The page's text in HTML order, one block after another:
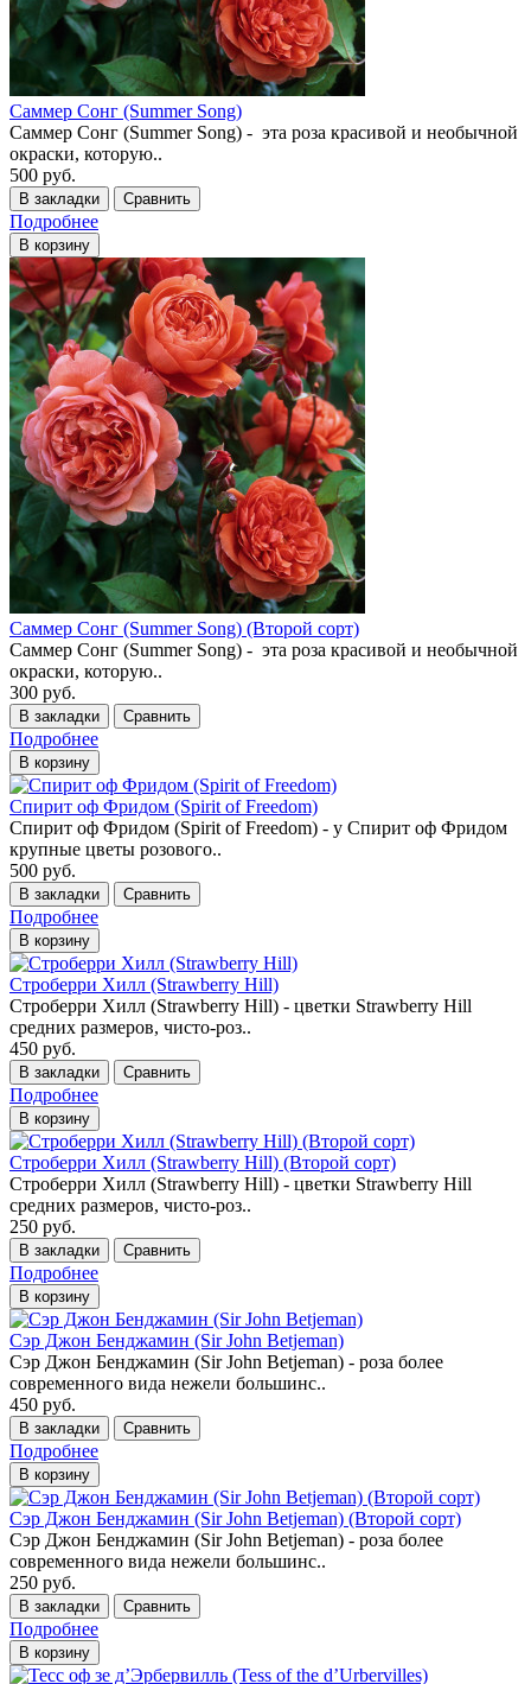
Саммер Сонг (Summer Song)
Саммер Сонг (Summer Song) - эта роза красивой и необычной
окраски, которую..
500 руб.
В закладки Сравнить
Подробнее
В корзину
Саммер Сонг (Summer Song) (Второй сорт)
Саммер Сонг (Summer Song) - эта роза красивой и необычной
окраски, которую..
300 руб.
В закладки Сравнить
Подробнее
В корзину
Спирит оф Фридом (Spirit of Freedom)
Спирит оф Фридом (Spirit of Freedom) - у Спирит оф Фридом
крупные цветы розового..
500 руб.
В закладки Сравнить
Подробнее
В корзину
Строберри Хилл (Strawberry Hill)
Строберри Хилл (Strawberry Hill) - цветки Strawberry Hill
средних размеров, чисто-роз..
450 руб.
В закладки Сравнить
Подробнее
В корзину
Строберри Хилл (Strawberry Hill) (Второй сорт)
Строберри Хилл (Strawberry Hill) - цветки Strawberry Hill
средних размеров, чисто-роз..
250 руб.
В закладки Сравнить
Подробнее
В корзину
Сэр Джон Бенджамин (Sir John Betjeman)
Сэр Джон Бенджамин (Sir John Betjeman) - роза более
современного вида нежели большинс..
450 руб.
В закладки Сравнить
Подробнее
В корзину
Сэр Джон Бенджамин (Sir John Betjeman) (Второй сорт)
Сэр Джон Бенджамин (Sir John Betjeman) - роза более
современного вида нежели большинс..
250 руб.
В закладки Сравнить
Подробнее
В корзину